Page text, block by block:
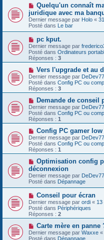
N
u
v
e
a
u
m
e
s
s
a
g
e
Quelqu'un connaît
juridique avec ma
Dernier message par Holo «
Posté dans Le bar
N
o
u
v
e
a
m
e
s
s
a
g
e
pc kput.
Dernier message par
Posté dans Ordinateurs
Réponses : 3
N
o
u
v
e
a
u
m
e
s
s
a
g
e
Vers l'upgrade et au
Dernier message par DeDev77
Posté dans Config PC ou
Réponses : 3
N
o
u
v
e
a
m
e
s
s
a
g
e
Demande de conseil
Dernier message par DeDev77
Posté dans Config PC ou
Réponses : 1
N
o
u
v
e
a
u
m
e
s
s
a
g
e
Config PC gamer
Dernier message par DeDev77
Posté dans Config PC ou
Réponses : 1
N
o
u
v
e
a
u
m
e
s
s
a
g
e
Optimisation config
déconnexion
Dernier message par DeDev77
Posté dans Dépannage
N
o
u
v
e
a
m
Conseil pour écran
Dernier message par ordi « 13
Posté dans Périphériques
Réponses : 2
N
o
u
Carte mère en panne
Dernier message par Waxxe «
Posté dans Dépannage